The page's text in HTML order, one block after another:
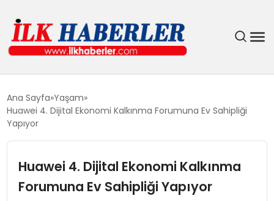
EĞITIM
GÜNDEM
Ana Sayfa Yaşam
Huawei 4. Dijital Ekonomi Kalkınma Forumuna Ev Sahipliği
Yapıyor
Huawei 4. Dijital Ekonomi Kalkınma
Forumuna Ev Sahipliği Yapıyor